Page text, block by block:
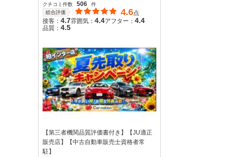
クチコミ件数 506
件
総合評価
4.6点
接客： 4.7雰囲気： 4.4アフター： 4.4
品質： 4.5
【第三者機関品質評価書付き】【JU適正
販売店】【中古自動車販売士資格者常
駐】